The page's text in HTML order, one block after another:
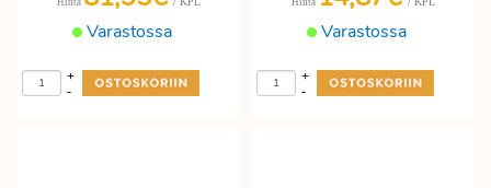
Varastossa
Hinta
-
+
Varastossa
Hinta
-
+